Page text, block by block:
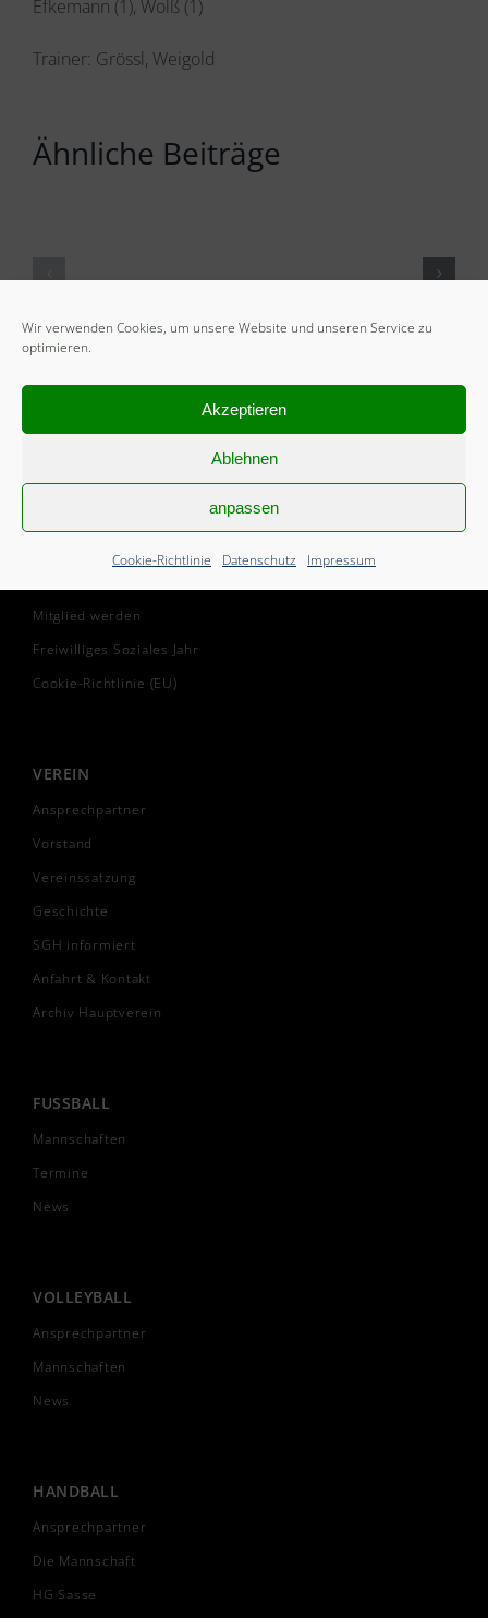
Wir verwenden Cookies, um unsere Website und unseren Service zu
optimieren.
Akzeptieren
Ablehnen
anpassen
Cookie-Richtlinie Datenschutz Impressum
Efkemann (1), Wolß (1)
Trainer: Grössl, Weigold
Ähnliche Beiträge
Mitglied werden
Freiwilliges Soziales Jahr
Cookie-Richtlinie (EU)
VEREIN
Ansprechpartner
Vorstand
Vereinssatzung
Geschichte
SGH informiert
Anfahrt & Kontakt
Archiv Hauptverein
FUSSBALL
Mannschaften
Termine
News
VOLLEYBALL
Ansprechpartner
Mannschaften
News
HANDBALL
Ansprechpartner
Die Mannschaft
HG Sasse